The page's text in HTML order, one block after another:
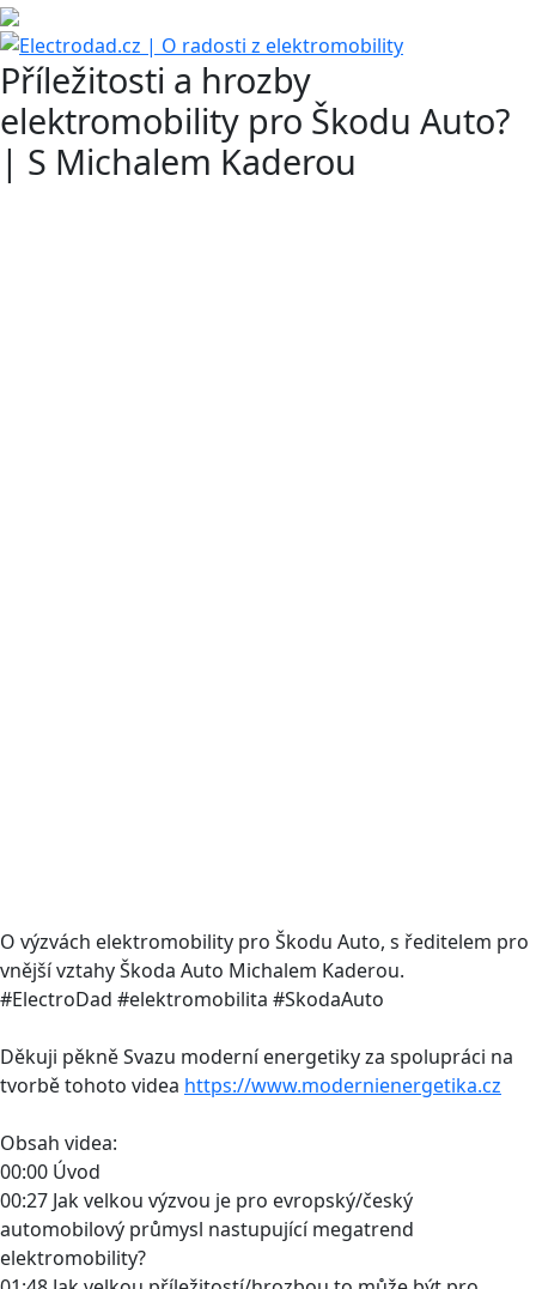
Příležitosti a hrozby
elektromobility pro Škodu Auto?
| S Michalem Kaderou
O výzvách elektromobility pro Škodu Auto, s ředitelem pro
vnější vztahy Škoda Auto Michalem Kaderou.
#ElectroDad #elektromobilita #SkodaAuto
Děkuji pěkně Svazu moderní energetiky za spolupráci na
tvorbě tohoto videa https://www.modernienergetika.cz
Obsah videa:
00:00 Úvod
00:27 Jak velkou výzvou je pro evropský/český
automobilový průmysl nastupující megatrend
elektromobility?